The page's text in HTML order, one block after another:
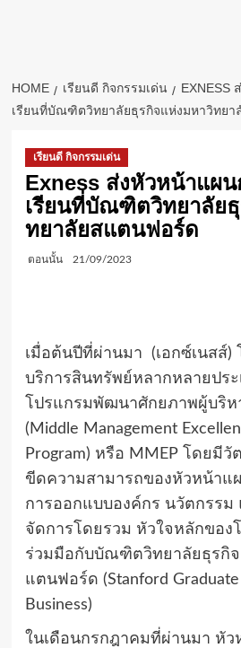
HOME เรียนดี กิจกรรมเด่น
EXNESS
เรียนที่บัณฑิตวิทยาลัยธุรกิจแห่งมหาวิทยา
เรียนดี กิจกรรมเด่น
Exness ส่งหัวหน้าแผน
เรียนที่บัณฑิตวิทยาลัย
ทยาลัยสแตนฟอร์ด
ตอนนั้น 21/09/2023
เมื่อต้นปีที่ผ่านมา (เอกซ์เนสส์)
บริการสินทรัพย์หลากหลายประ
โปรแกรมพัฒนาศักยภาพผู้บริห
( Middle Management
Program) หรือ MMEP โดยมีวั
ขีดความสามารถของหัวหน้าแ
การออกแบบองค์กร นวัตกรรม
จัดการโดยรวม หัวใจหลักของ
ร่วมมือกับบัณฑิตวิทยาลัยธุรกิ
แตนฟอร์ด (Stanford
Business)
ในเดือนกรกฎาคมที่ผ่านมา หัว